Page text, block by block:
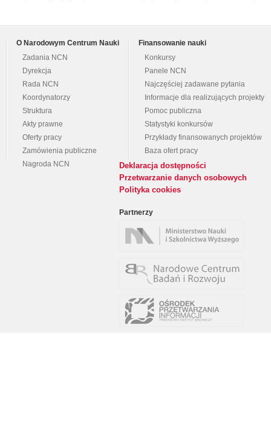
O Narodowym Centrum Nauki
Zadania NCN
Dyrekcja
Rada NCN
Koordynatorzy
Struktura
Akty prawne
Oferty pracy
Zamówienia publiczne
Nagroda NCN
Finansowanie nauki
Konkursy
Panele NCN
Najczęściej zadawane pytania
Informacje dla realizujących projekty
Pomoc publiczna
Statystyki konkursów
Przykłady finansowanych projektów
Baza ofert pracy
Deklaracja dostępności
Przetwarzanie danych osobowych
Polityka cookies
Partnerzy